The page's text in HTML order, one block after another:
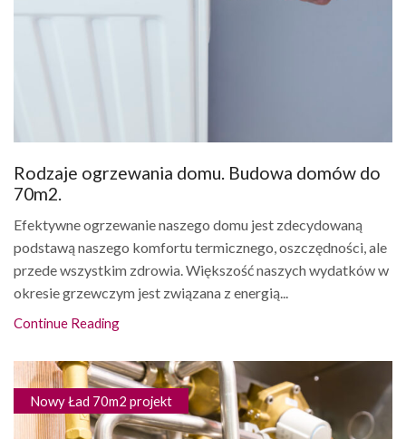
Rodzaje ogrzewania domu. Budowa domów do
70m2.
Efektywne ogrzewanie naszego domu jest zdecydowaną
podstawą naszego komfortu termicznego, oszczędności, ale
przede wszystkim zdrowia. Większość naszych wydatków w
okresie grzewczym jest związana z energią...
Continue Reading
Nowy Ład 70m2 projekt